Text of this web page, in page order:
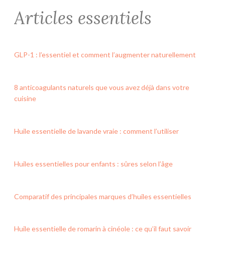
Articles essentiels
GLP-1 : l’essentiel et comment l’augmenter naturellement
8 anticoagulants naturels que vous avez déjà dans votre
cuisine
Huile essentielle de lavande vraie : comment l’utiliser
Huiles essentielles pour enfants : sûres selon l’âge
Comparatif des principales marques d’huiles essentielles
Huile essentielle de romarin à cinéole : ce qu’il faut savoir